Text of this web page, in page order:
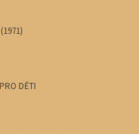
DĚTI